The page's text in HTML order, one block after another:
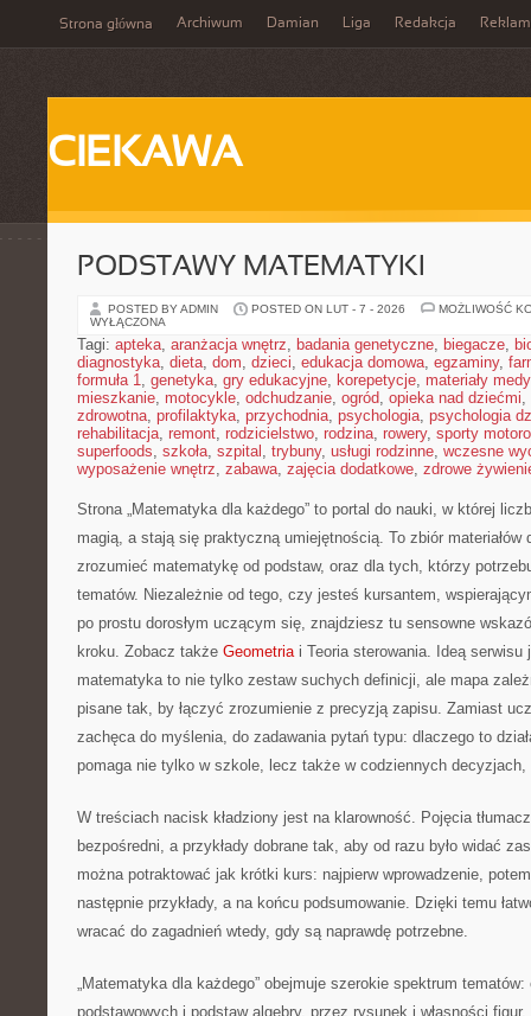
Strona główna Archiwum Damian Liga Redakcja
CIEKAWA
PODSTAWY MATEMATYKI
POSTED BY ADMIN POSTED ON LUT - 7 - 2026
MOŻLIWOŚĆ
WYŁĄCZONA
Tagi: apteka, aranżacja wnętrz, badania genetyczne, biegacze,
diagnostyka, dieta, dom, dzieci, edukacja domowa, egzaminy,
formuła 1, genetyka, gry edukacyjne, korepetycje, materiały
mieszkanie, motocykle, odchudzanie, ogród, opieka nad dziećmi,
zdrowotna, profilaktyka, przychodnia, psychologia, psychologia
rehabilitacja, remont, rodzicielstwo, rodzina, rowery, sporty
superfoods, szkoła, szpital , trybuny, usługi rodzinne, wczesne
wyposażenie wnętrz, zabawa, zajęcia dodatkowe, zdrowe
Strona „Matematyka dla każdego” to portal do nauki, w której
magią, a stają się praktyczną umiejętnością. To zbiór materiałów
zrozumieć matematykę od podstaw, oraz dla tych, którzy
tematów. Niezależnie od tego, czy jesteś kursantem,
po prostu dorosłym uczącym się, znajdziesz tu sensowne
kroku. Zobacz także Geometriai Teoria sterowania. Ideą serwisu
matematyka to nie tylko zestaw suchych definicji, ale mapa
pisane tak, by łączyć zrozumienie z precyzją zapisu. Zamiast
zachęca do myślenia, do zadawania pytań typu: dlaczego to
pomaga nie tylko w szkole, lecz także w codziennych
W treściach nacisk kładziony jest na klarowność. Pojęcia
bezpośredni, a przykłady dobrane tak, aby od razu było widać
można potraktować jak krótki kurs: najpierw wprowadzenie,
następnie przykłady, a na końcu podsumowanie. Dzięki temu
wracać do zagadnień wtedy, gdy są naprawdę potrzebne.
„Matematyka dla każdego” obejmuje szerokie spektrum tematów:
podstawowych i podstaw algebry, przez rysunek i własności